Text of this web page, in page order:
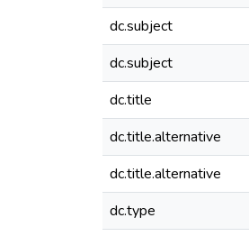
dc.subject
dc.subject
dc.title
dc.title.alternative
dc.title.alternative
dc.type